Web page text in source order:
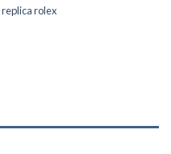
replica rolex